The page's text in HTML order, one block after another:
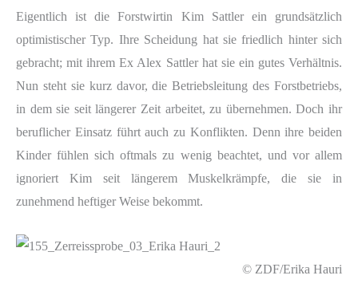
Eigentlich ist die Forstwirtin Kim Sattler ein grundsätzlich
optimistischer Typ. Ihre Scheidung hat sie friedlich hinter sich
gebracht; mit ihrem Ex Alex Sattler hat sie ein gutes Verhältnis.
Nun steht sie kurz davor, die Betriebsleitung des Forstbetriebs,
in dem sie seit längerer Zeit arbeitet, zu übernehmen. Doch ihr
beruflicher Einsatz führt auch zu Konflikten. Denn ihre beiden
Kinder fühlen sich oftmals zu wenig beachtet, und vor allem
ignoriert Kim seit längerem Muskelkrämpfe, die sie in
zunehmend heftiger Weise bekommt.
© ZDF/Erika Hauri